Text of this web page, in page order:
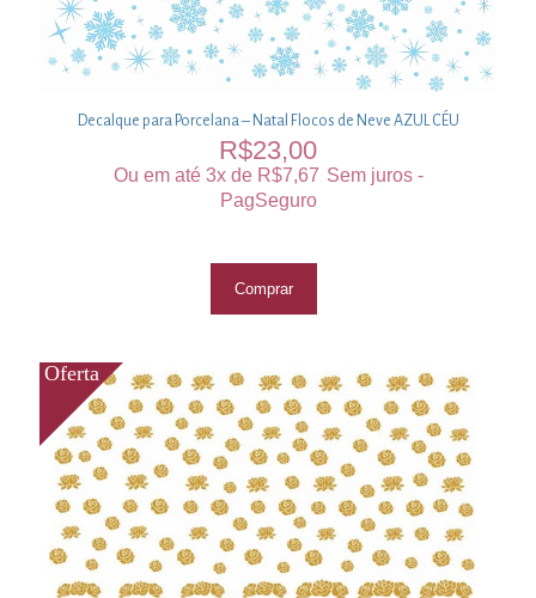
Decalque para Porcelana – Natal Flocos de Neve AZUL CÉU
R$23,00
Ou em até 3x de R$7,67 Sem juros -
PagSeguro
Comprar